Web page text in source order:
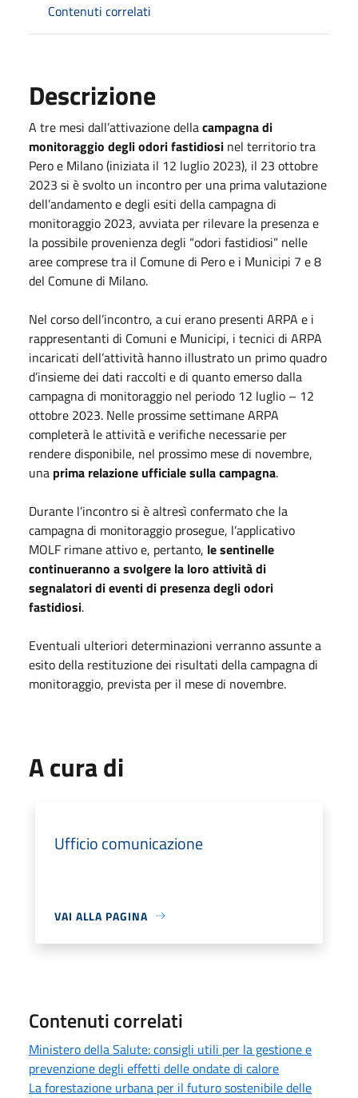
Contenuti correlati
Descrizione
A tre mesi dall’attivazione dellacampagna di
monitoraggio degli odori fastidiosi nel territorio tra
Pero e Milano (iniziata il 12 luglio 2023), il 23 ottobre
2023 si è svolto un incontro per una prima valutazione
dell’andamento e degli esiti della campagna di
monitoraggio 2023, avviata per rilevare la presenza e
la possibile provenienza degli “odori fastidiosi” nelle
aree comprese tra il Comune di Pero e i Municipi 7 e 8
del Comune di Milano.
Nel corso dell’incontro, a cui erano presenti ARPA e i
rappresentanti di Comuni e Municipi, i tecnici di ARPA
incaricati dell’attività hanno illustrato un primo quadro
d’insieme dei dati raccolti e di quanto emerso dalla
campagna di monitoraggio nel periodo 12 luglio – 12
ottobre 2023. Nelle prossime settimane ARPA
completerà le attività e verifiche necessarie per
rendere disponibile, nel prossimo mese di novembre,
una prima relazione ufficiale sulla campagna.
Durante l’incontro si è altresì confermato che la
campagna di monitoraggio prosegue, l’applicativo
MOLF rimane attivo e, pertanto, le sentinelle
continueranno a svolgere la loro attività di
segnalatori di eventi di presenza degli odori
fastidiosi.
Eventuali ulteriori determinazioni verranno assunte a
esito della restituzione dei risultati della campagna di
monitoraggio, prevista per il mese di novembre.
A cura di
Ufficio comunicazione
VAI ALLA PAGINA
Contenuti correlati
Ministero della Salute: consigli utili per la gestione e
prevenzione degli effetti delle ondate di calore
La forestazione urbana per il futuro sostenibile delle